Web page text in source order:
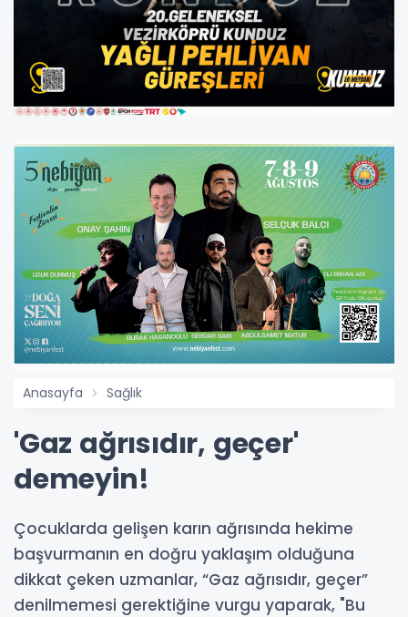
Anasayfa Sağlık
'Gaz ağrısıdır, geçer'
demeyin!
Çocuklarda gelişen karın ağrısında hekime
başvurmanın en doğru yaklaşım olduğuna
dikkat çeken uzmanlar, “Gaz ağrısıdır, geçer”
denilmemesi gerektiğine vurgu yaparak, "Bu